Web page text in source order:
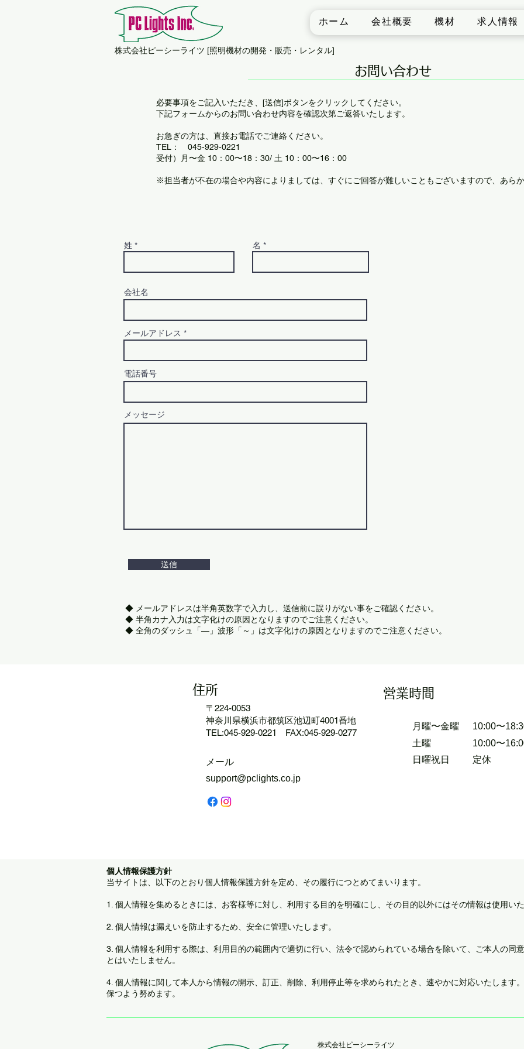
ホーム 会社概要 機材 求人情報
​株式会社ピーシーライツ [照明機材の開発・販売・レンタル]
お問い合わせ
必要事項をご記入いただき、[送信]ボタンをクリックしてください。
下記フォームからのお問い合わせ内容を確認次第ご返答いたします。
お急ぎの方は、直接お電話でご連絡ください。
TEL： 045-929-0221
受付）月〜金 10：00〜18：30/ 土 10：00〜16：00
※担当者が不在の場合や内容によりましては、すぐにご回答が難しいこともございますので、あら
姓 名
会社名
メールアドレス
電話番号
メッセージ
送信
◆ メールアドレスは半角英数字で入力し、送信前に誤りがない事をご確認ください。
◆ 半角カナ入力は文字化けの原因となりますのでご注意ください。
◆ 全角のダッシュ「―」波形「～」は文字化けの原因となりますのでご注意ください。
住所
〒224-0053
神奈川県横浜市都筑区池辺町4001番地
TEL:045-929-0221 FAX:045-929-0277
メール
support@pclights.co.jp
営業時間
月曜〜金曜
​10:00〜
土曜
10:00〜
日曜祝日
定休
​個人情報保護方針
当サイトは、以下のとおり個人情報保護方針を定め、その履行につとめてまいります。
1. 個人情報を集めるときには、お客様等に対し、利用する目的を明確にし、その目的以外にはその情報は使用い
2. 個人情報は漏えいを防止するため、安全に管理いたします。
3. 個人情報を利用する際は、利用目的の範囲内で適切に行い、法令で認められている場合を除いて、ご本人の同
とはいたしません。
4. 個人情報に関して本人から情報の開示、訂正、削除、利用停止等を求められたとき、速やかに対応いたします
保つよう努めます。
​株式会社ピーシーライツ